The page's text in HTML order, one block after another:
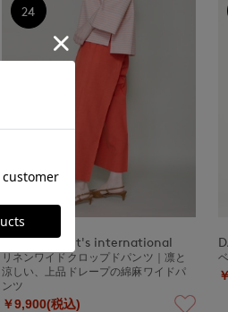
DAY by DAY It's international
リネンワイドクロップドパンツ｜凛と
涼しい、上品ドレープの綿麻ワイドパ
ンツ
￥9,900(税込)
24